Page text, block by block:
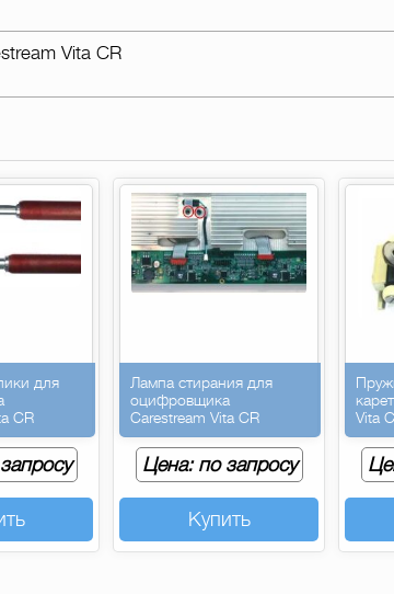
Vita CR
для
CR
Лампа стирания для
оцифровщика
Carestream Vita CR
Цена: по запросу
Купить
Vita